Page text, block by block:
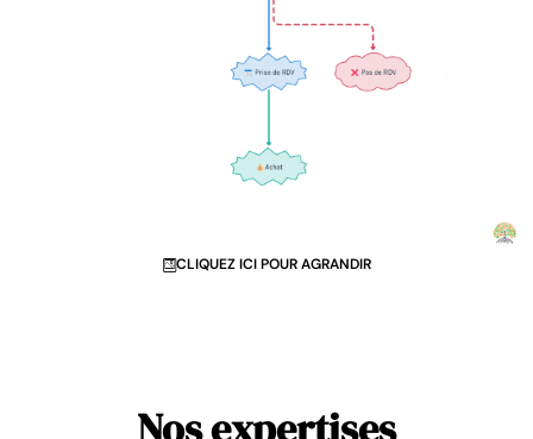
CLIQUEZ ICI POUR AGRANDIR
Nos expertises